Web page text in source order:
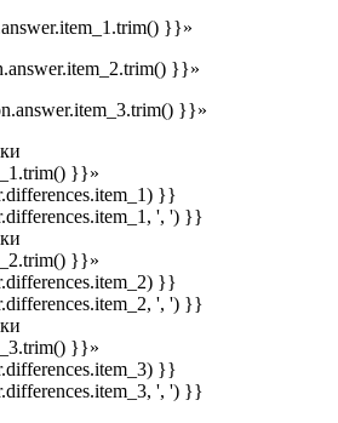
}}»
}}»
}}»
}}»
}}
', ') }}
}}»
}}
', ') }}
}}»
}}
', ') }}